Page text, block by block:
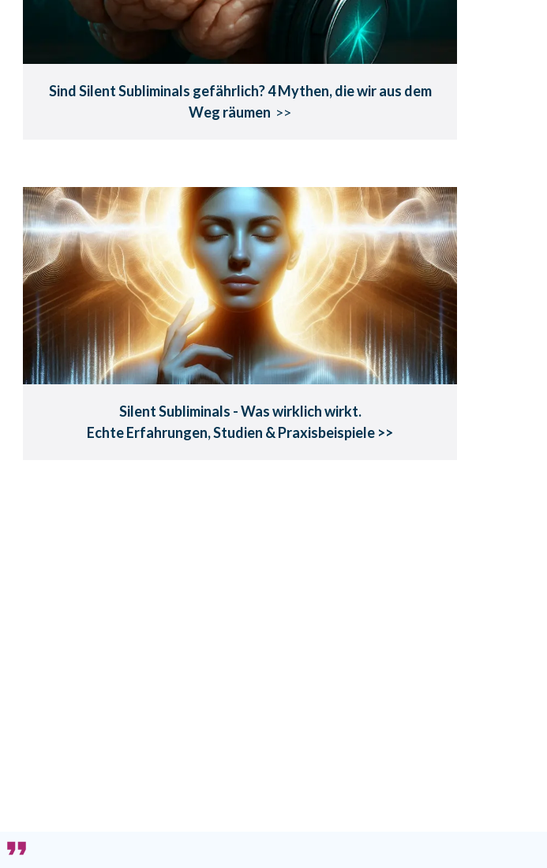
Sind Silent Subliminals gefährlich?4 Mythen, die wir aus dem
Weg räumen >>
Silent Subliminals - Was wirklich wirkt.
Echte Erfahrungen, Studien &
Praxisbeispiele
Zwischen persönlicher Erfahrung und wissenschaftlicher
Evidenz.
Silent Subliminals - Was wirklich wirkt.
Echte Erfahrungen, Studien & Praxisbeispiele >>